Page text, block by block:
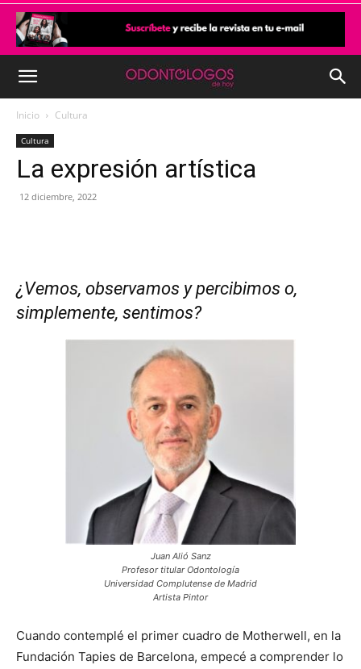
Inicio Cultura
Cultura
La expresión artística
12 diciembre, 2022
¿Vemos, observamos y percibimos o,
simplemente, sentimos?
Juan Alió Sanz
Profesor titular Odontología
Universidad Complutense de Madrid
Artista Pintor
Cuando contemplé el primer cuadro de Motherwell, en la
Fundación Tapies de Barcelona, empecé a comprender lo